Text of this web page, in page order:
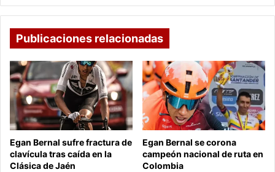
Publicaciones relacionadas
Egan Bernal sufre fractura de
clavícula tras caída en la
Clásica de Jaén
Egan Bernal se corona
campeón nacional de ruta en
Colombia